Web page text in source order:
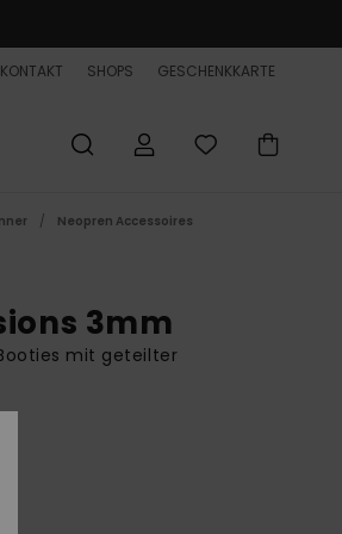
SHOPS GESCHENKKARTE
Neopren Accessoires
3mm
mit geteilter